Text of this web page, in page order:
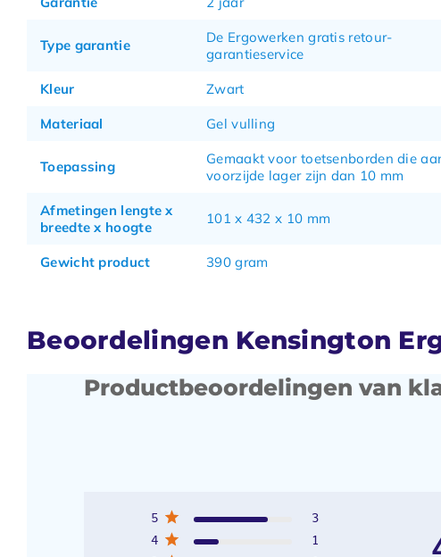
Type garantie
De Ergowerken gratis retour-
garantieservice
Kleur Zwart
Materiaal Gel vulling
Toepassing
Gemaakt voor toetsenborden die
voorzijde lager zijn dan 10 mm
Afmetingen lengte x
breedte x hoogte
101 x 432 x 10 mm
Gewicht product 390 gram
Beoordelingen Kensington
Productbeoordelingen van
5
3
4
1